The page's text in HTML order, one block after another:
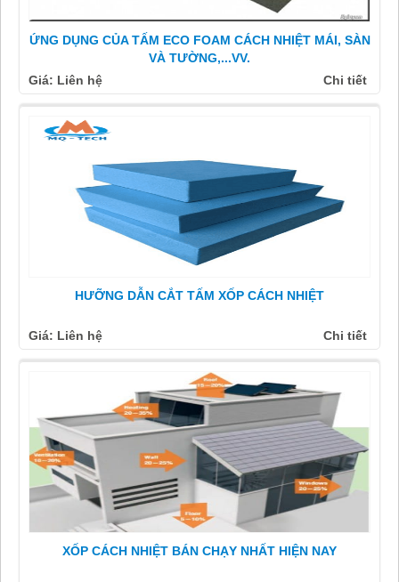
ỨNG DỤNG CỦA TẤM ECO FOAM CÁCH NHIỆT MÁI, SÀN
VÀ TƯỜNG,...VV.
Giá: Liên hệ
Chi tiết
HƯỠNG DẪN CẮT TẤM XỐP CÁCH NHIỆT
Giá: Liên hệ Chi tiết
XỐP CÁCH NHIỆT BÁN CHẠY NHẤT HIỆN NAY